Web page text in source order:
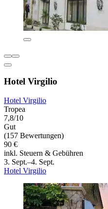
Hotel Virgilio
Hotel Virgilio
Tropea
7,8/10
Gut
(157 Bewertungen)
90 €
inkl. Steuern & Gebühren
3. Sept.–4. Sept.
Hotel Virgilio